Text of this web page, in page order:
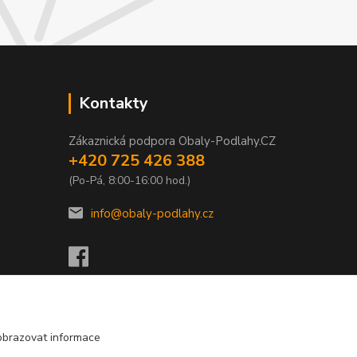
Kontakty
Zákaznická podpora Obaly-Podlahy.CZ
+420 725 426 388
(Po-Pá, 8:00-16:00 hod.)
info@obaly-podlahy.cz
informace